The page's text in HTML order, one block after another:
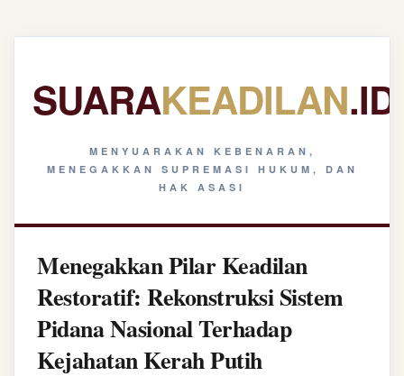
SUARAKEADILAN.ID
MENYUARAKAN KEBENARAN,
MENEGAKKAN SUPREMASI HUKUM, DAN
HAK ASASI
Menegakkan Pilar Keadilan
Restoratif: Rekonstruksi Sistem
Pidana Nasional Terhadap
Kejahatan Kerah Putih